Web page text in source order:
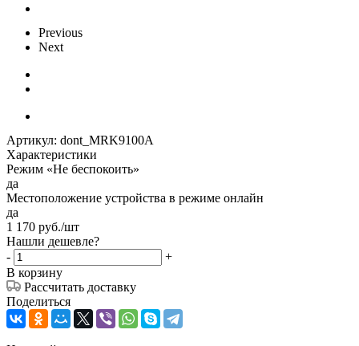
Previous
Next
Артикул: dont_MRK9100A
Характеристики
Режим «Не беспокоить»
да
Местоположение устройства в режиме онлайн
да
1 170 руб./шт
Нашли дешевле?
-
+
В корзину
Рассчитать доставку
Поделиться